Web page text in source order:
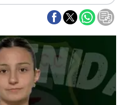
Federal A
Economía y finanzas
Con el campo
Espacio empresas
Sociedad
Tecnología